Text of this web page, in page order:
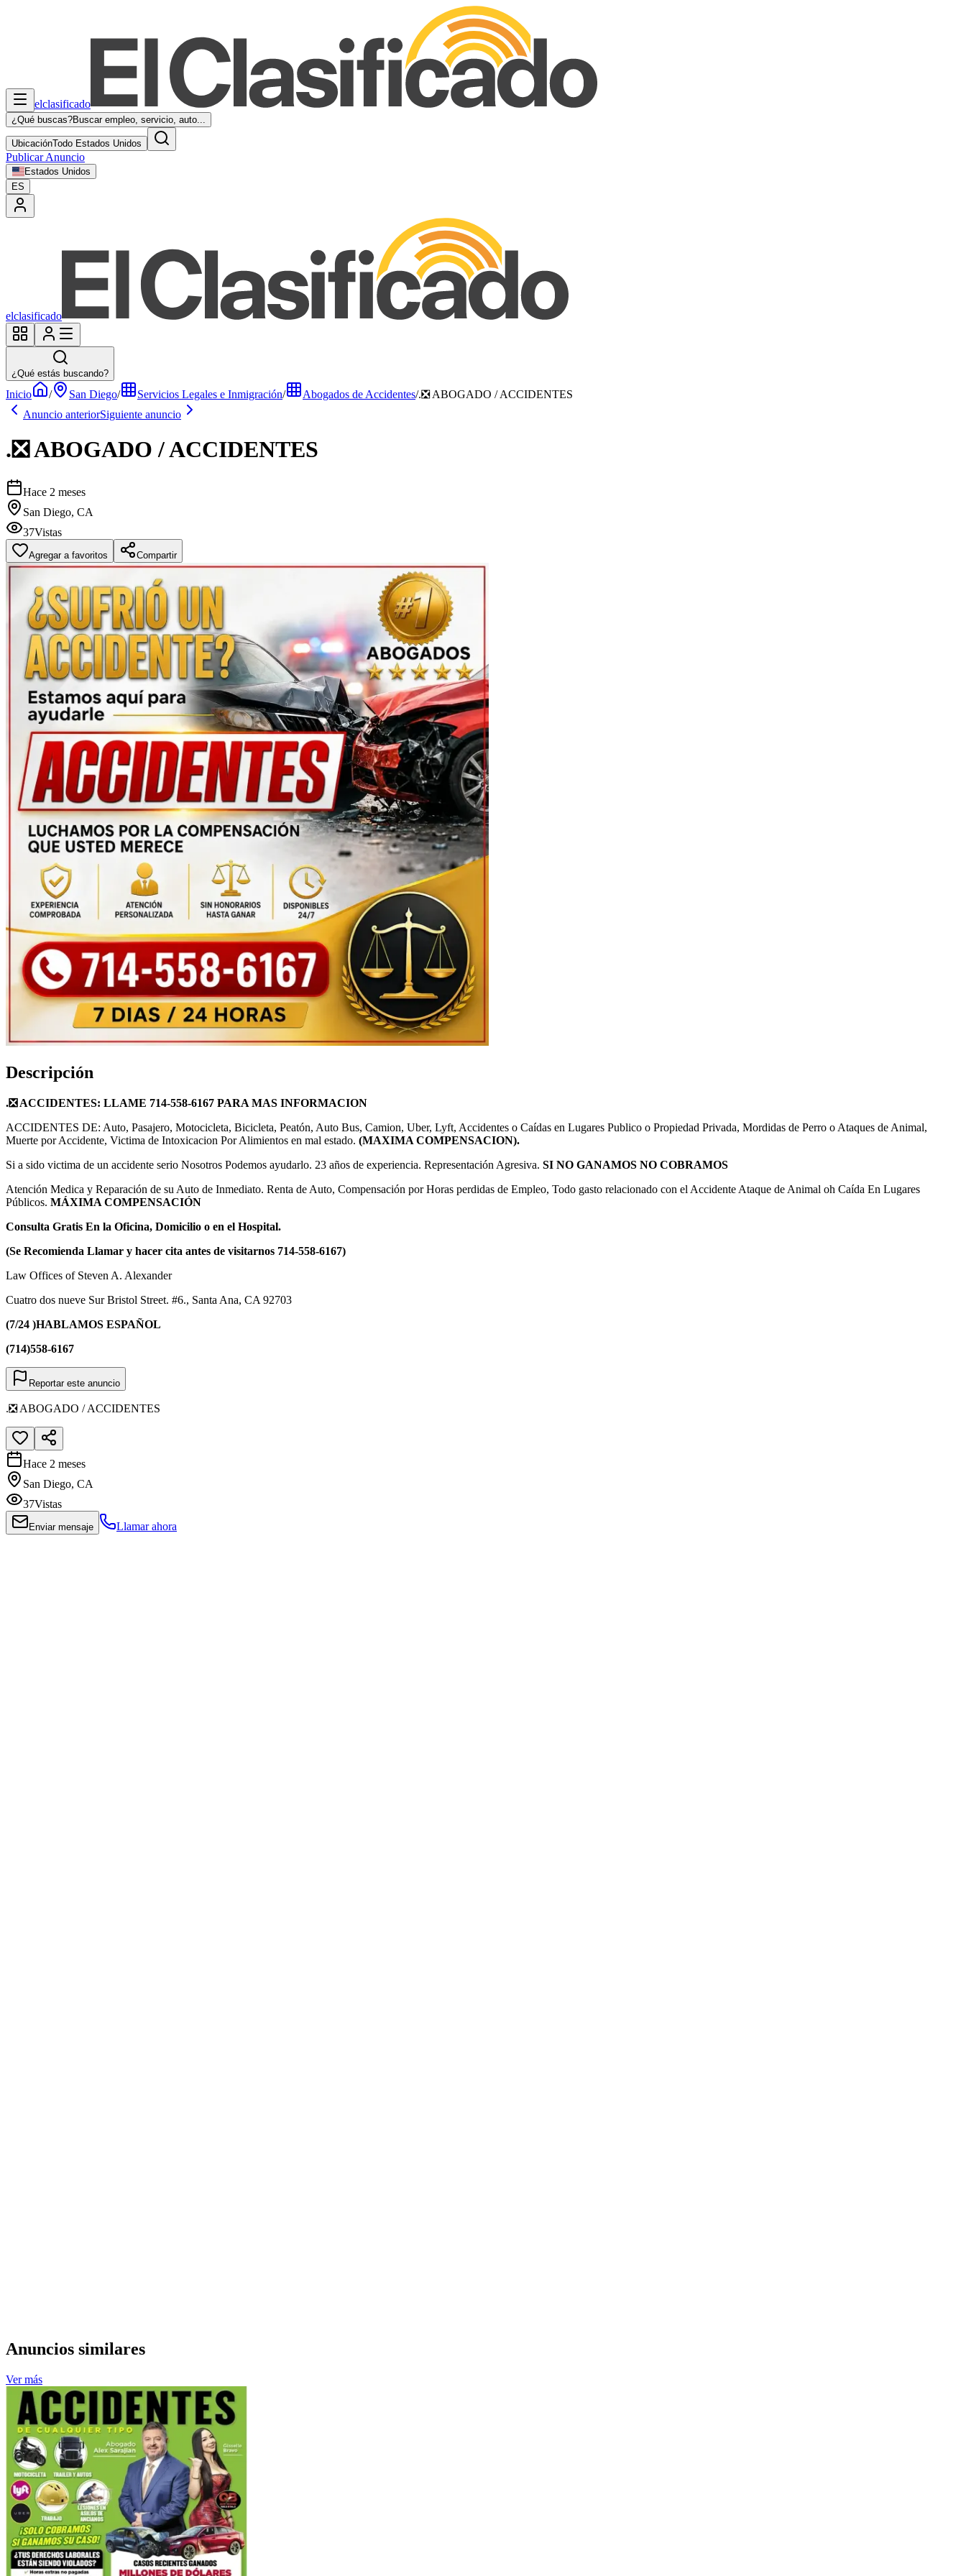
elclasificado
¿Qué buscas?Buscar empleo, servicio, auto...
UbicaciónTodo Estados Unidos
Publicar Anuncio
Estados Unidos
ES
elclasificado
¿Qué estás buscando?
Inicio / San Diego/ Servicios Legales e Inmigración/ Abogados de Accidentes/.❎ ABOGADO / ACCIDENTES
Anuncio anteriorSiguiente anuncio
.❎ ABOGADO / ACCIDENTES
Hace 2 meses
San Diego, CA
37Vistas
Agregar a favoritos Compartir
Descripción
.❎ ACCIDENTES: LLAME 714-558-6167 PARA MAS INFORMACION
ACCIDENTES DE: Auto, Pasajero, Motocicleta, Bicicleta, Peatón, Auto Bus, Camion, Uber, Lyft, Accidentes o Caídas en Lugares Publico o Propiedad Privada, Mordidas de Perro o Ataques de Animal,
Muerte por Accidente, Victima de Intoxicacion Por Alimientos en mal estado. (MAXIMA COMPENSACION).
Si a sido victima de un accidente serio Nosotros Podemos ayudarlo. 23 años de experiencia. Representación Agresiva. SI NO GANAMOS NO COBRAMOS
Atención Medica y Reparación de su Auto de Inmediato. Renta de Auto, Compensación por Horas perdidas de Empleo, Todo gasto relacionado con el Accidente Ataque de Animal oh Caída En Lugares
Públicos. MÁXIMA COMPENSACIÓN
Consulta Gratis En la Oficina, Domicilio o en el Hospital.
(Se Recomienda Llamar y hacer cita antes de visitarnos 714-558-6167)
Law Offices of Steven A. Alexander
Cuatro dos nueve Sur Bristol Street. #6., Santa Ana, CA 92703
(7/24 )HABLAMOS ESPAÑOL
(714)558-6167
Reportar este anuncio
.❎ ABOGADO / ACCIDENTES
Hace 2 meses
San Diego, CA
37Vistas
Enviar mensaje Llamar ahora
Anuncios similares
Ver más